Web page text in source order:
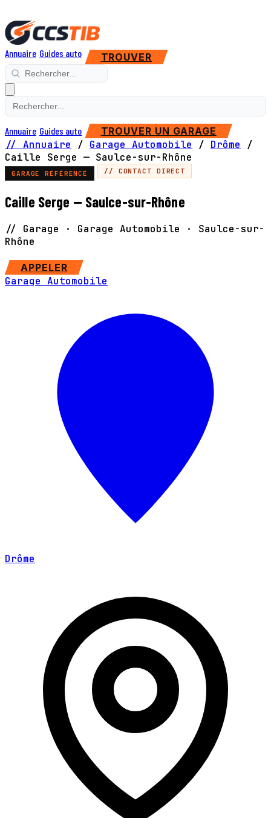
Annuaire Guides auto TROUVER
Annuaire Guides auto TROUVER UN GARAGE
// Annuaire / Garage Automobile / Drôme
/
Caille Serge — Saulce-sur-Rhône
GARAGE RÉFÉRENCÉ // CONTACT DIRECT
Caille Serge — Saulce-sur-Rhône
// Garage · Garage Automobile · Saulce-sur-
Rhône
APPELER
Garage Automobile
Drôme